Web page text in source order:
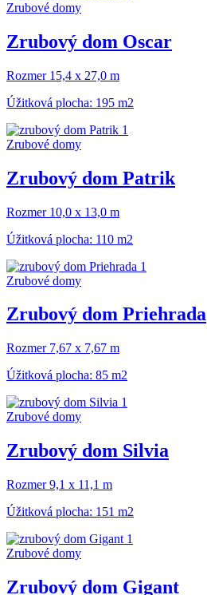
Zrubové domy
Zrubový dom Oscar
Rozmer 15,4 x 27,0 m
Úžitková plocha: 195 m2
Zrubové domy
Zrubový dom Patrik
Rozmer 10,0 x 13,0 m
Úžitková plocha: 110 m2
Zrubové domy
Zrubový dom Priehrada
Rozmer 7,67 x 7,67 m
Úžitková plocha: 85 m2
Zrubové domy
Zrubový dom Silvia
Rozmer 9,1 x 11,1 m
Úžitková plocha: 151 m2
Zrubové domy
Zrubový dom Gigant